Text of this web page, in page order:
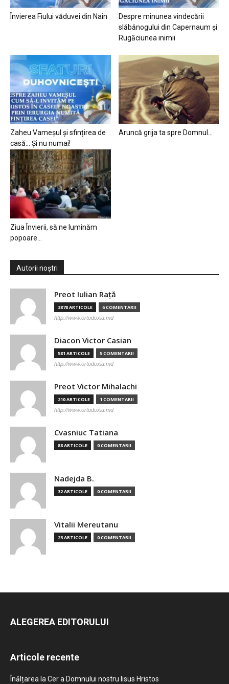
Învierea Fiului văduvei din Nain
Despre minunea vindecării
slăbănogului din Capernaum și
Rugăciunea inimii
Zaheu Vameșul și sfințirea de
casă… Și nu numai!
Aruncă grija ta spre Domnul…
Ziua Învierii, să ne luminăm
popoare…
Autorii noștri
Preot Iulian Raţă
3878 ARTICOLE 6 COMENTARII
http://www.ortodoxia.md
Diacon Victor Casian
581 ARTICOLE 5 COMENTARII
http://www.ortodoxia.md
Preot Victor Mihalachi
210 ARTICOLE 1 COMENTARII
http://www.ortodoxia.md
Cvasniuc Tatiana
88 ARTICOLE 0 COMENTARII
Nadejda B.
32 ARTICOLE 0 COMENTARII
Vitalii Mereutanu
23 ARTICOLE 0 COMENTARII
ALEGEREA EDITORULUI
Articole recente
Înălțarea la Cer a Domnului nostru Iisus Hristos